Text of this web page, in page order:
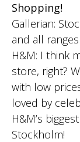
Shopping!
Gallerian:
and all
H&M: I think
store, right?
with low
loved by
H&M’s
Stockholm!